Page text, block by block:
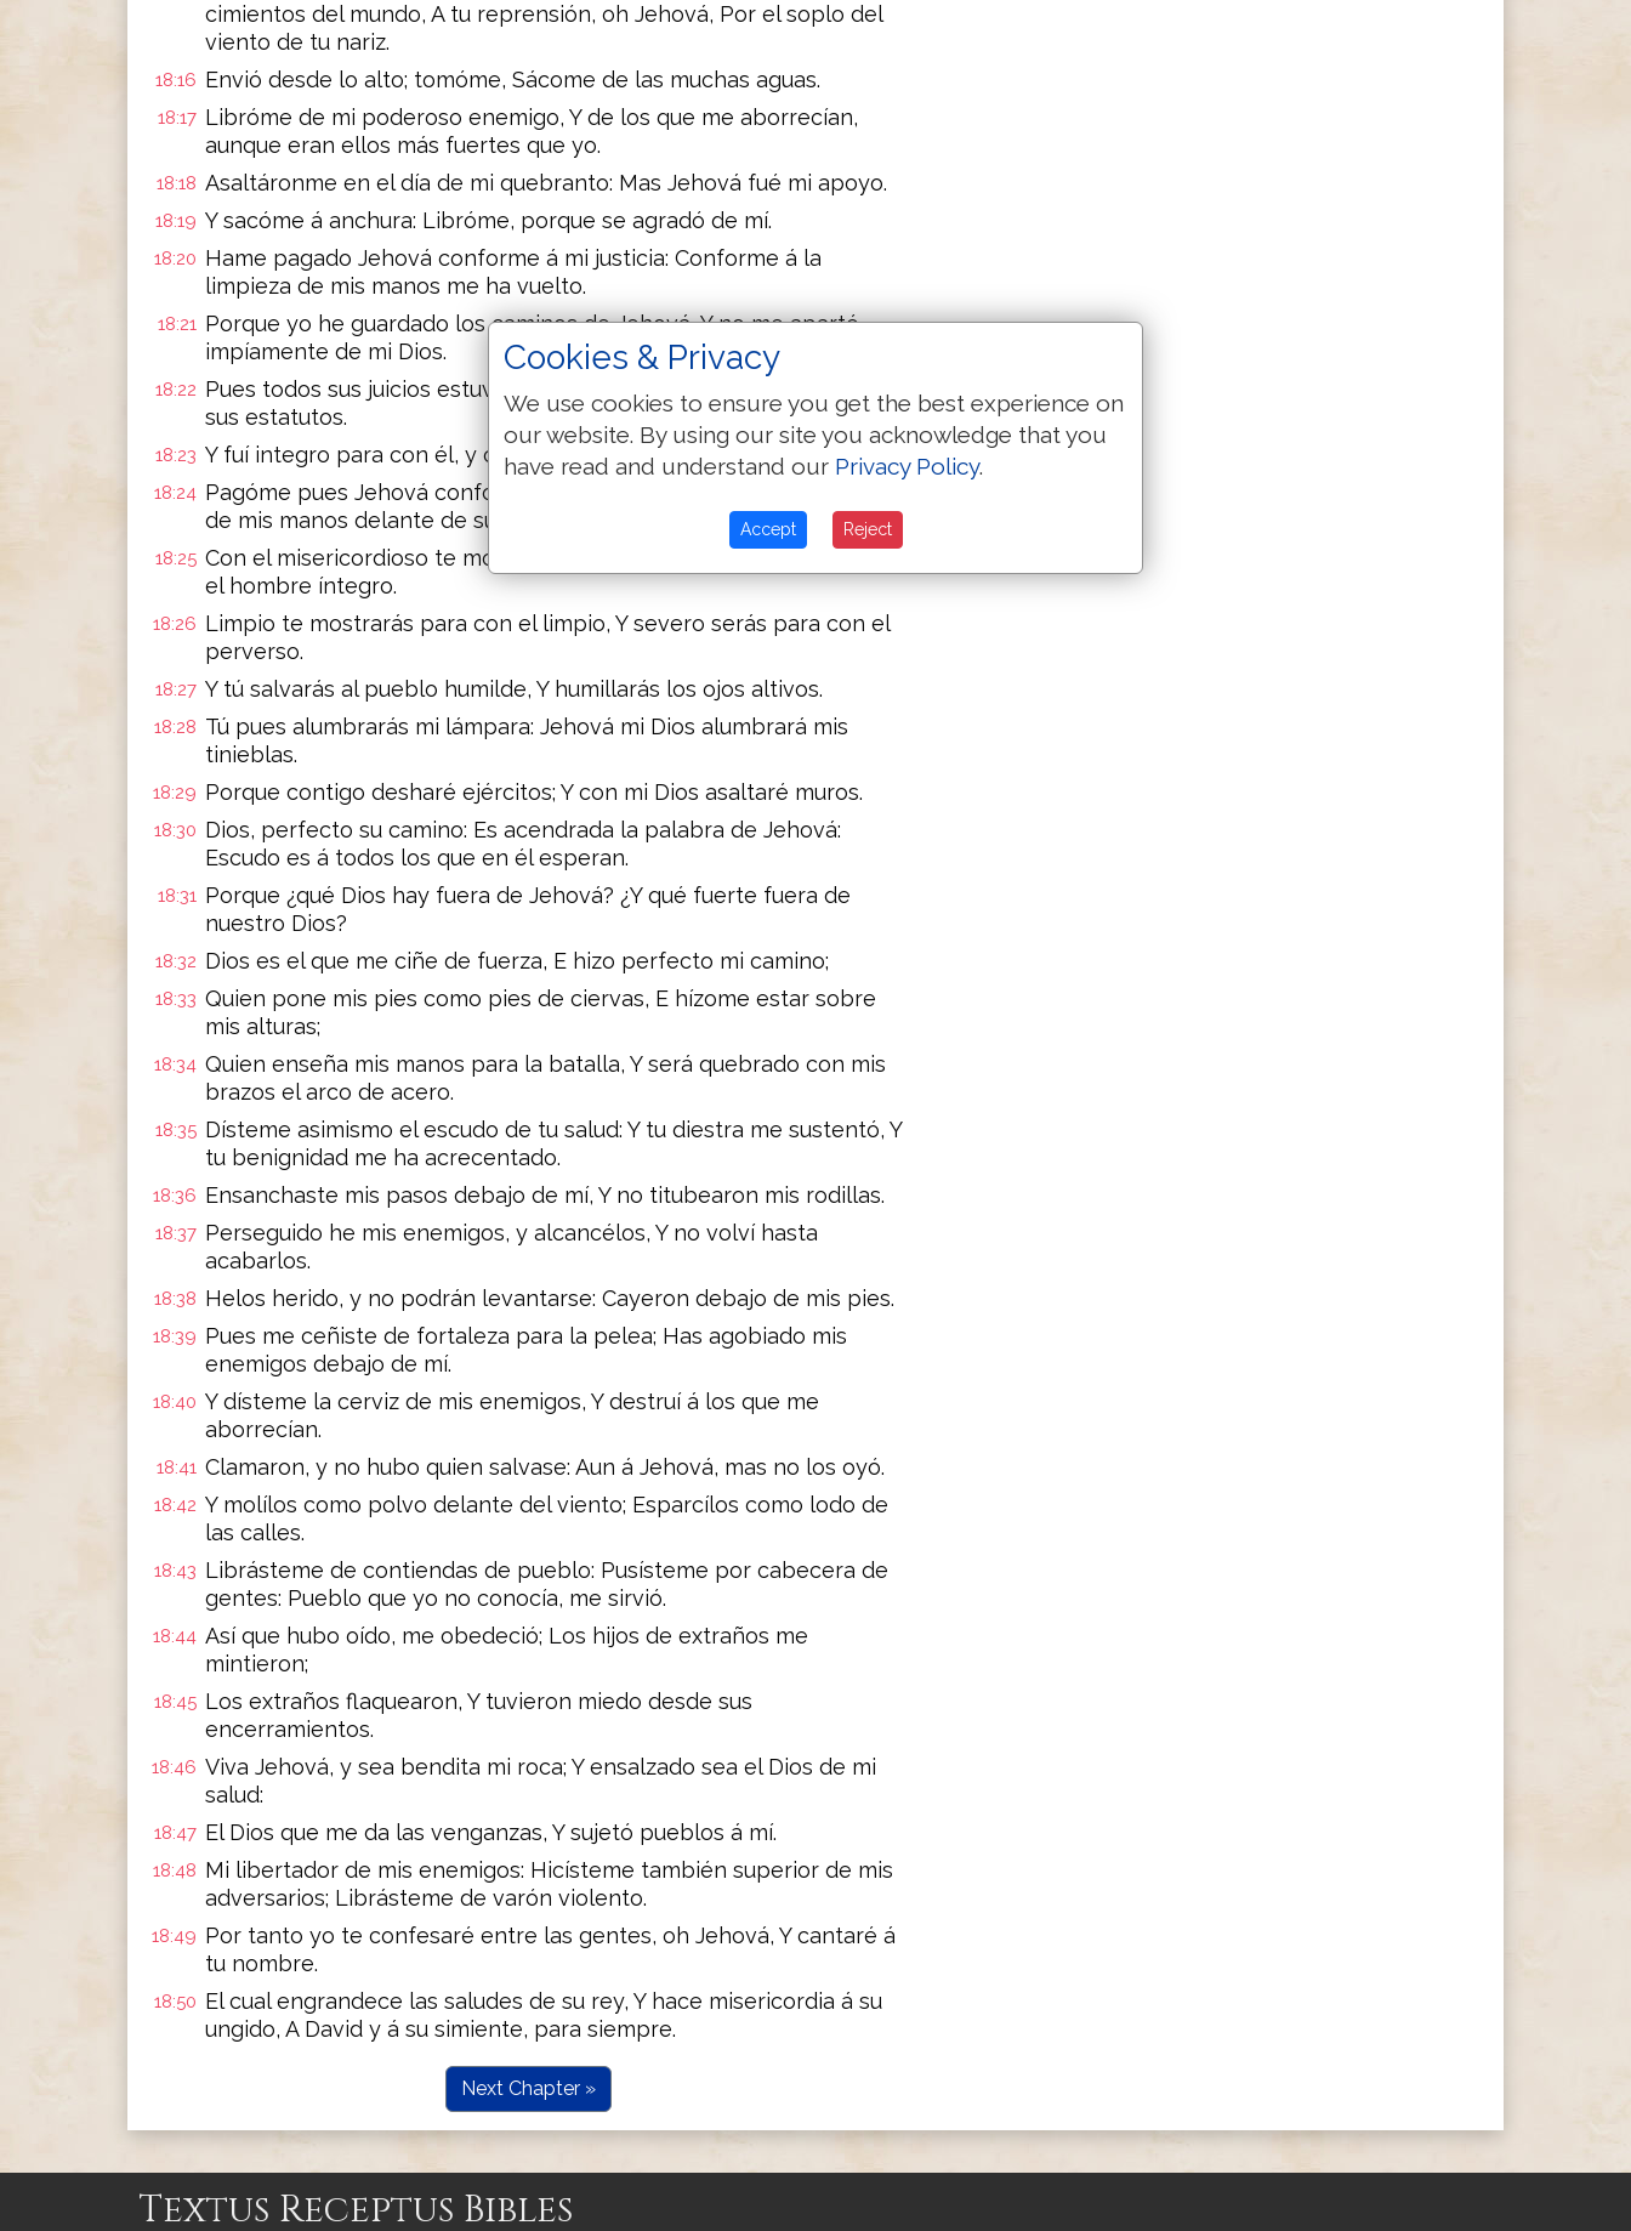
cimientos del mundo, A tu reprensión, oh Jehová, Por el soplo del
viento de tu nariz.
18:16 Envió desde lo alto; tomóme, Sácome de las muchas aguas.
18:17 Libróme de mi poderoso enemigo, Y de los que me aborrecían,
aunque eran ellos más fuertes que yo.
18:18 Asaltáronme en el día de mi quebranto: Mas Jehová fué mi apoyo.
18:19 Y sacóme á anchura: Libróme, porque se agradó de mí.
18:20 Hame pagado Jehová conforme á mi justicia: Conforme á la
limpieza de mis manos me ha vuelto.
18:21 Porque yo he guardado los caminos de Jehová, Y no me aparté
impíamente de mi Dios.
18:22 Pues todos sus juicios estuvieron delante de mí, Y no eché de mí
sus estatutos.
18:23 Y fuí integro para con él, y cauteléme de mi maldad.
18:24 Pagóme pues Jehová conforme á mi justicia; Conforme á la limpieza
de mis manos delante de sus ojos.
18:25 Con el misericordioso te mostrarás misericordioso, Y recto para con
el hombre íntegro.
18:26 Limpio te mostrarás para con el limpio, Y severo serás para con el
perverso.
18:27 Y tú salvarás al pueblo humilde, Y humillarás los ojos altivos.
18:28 Tú pues alumbrarás mi lámpara: Jehová mi Dios alumbrará mis
tinieblas.
18:29 Porque contigo desharé ejércitos; Y con mi Dios asaltaré muros.
18:30 Dios, perfecto su camino: Es acendrada la palabra de Jehová:
Escudo es á todos los que en él esperan.
18:31 Porque ¿qué Dios hay fuera de Jehová? ¿Y qué fuerte fuera de
nuestro Dios?
18:32 Dios es el que me ciñe de fuerza, E hizo perfecto mi camino;
18:33 Quien pone mis pies como pies de ciervas, E hízome estar sobre
mis alturas;
18:34 Quien enseña mis manos para la batalla, Y será quebrado con mis
brazos el arco de acero.
18:35 Dísteme asimismo el escudo de tu salud: Y tu diestra me sustentó, Y
tu benignidad me ha acrecentado.
18:36 Ensanchaste mis pasos debajo de mí, Y no titubearon mis rodillas.
18:37 Perseguido he mis enemigos, y alcancélos, Y no volví hasta
acabarlos.
18:38 Helos herido, y no podrán levantarse: Cayeron debajo de mis pies.
18:39 Pues me ceñiste de fortaleza para la pelea; Has agobiado mis
enemigos debajo de mí.
18:40 Y dísteme la cerviz de mis enemigos, Y destruí á los que me
aborrecían.
18:41 Clamaron, y no hubo quien salvase: Aun á Jehová, mas no los oyó.
18:42 Y molílos como polvo delante del viento; Esparcílos como lodo de
las calles.
18:43 Librásteme de contiendas de pueblo: Pusísteme por cabecera de
gentes: Pueblo que yo no conocía, me sirvió.
18:44 Así que hubo oído, me obedeció; Los hijos de extraños me
mintieron;
18:45 Los extraños flaquearon, Y tuvieron miedo desde sus
encerramientos.
18:46 Viva Jehová, y sea bendita mi roca; Y ensalzado sea el Dios de mi
salud:
18:47 El Dios que me da las venganzas, Y sujetó pueblos á mí.
18:48 Mi libertador de mis enemigos: Hicísteme también superior de mis
adversarios; Librásteme de varón violento.
18:49 Por tanto yo te confesaré entre las gentes, oh Jehová, Y cantaré á
tu nombre.
18:50 El cual engrandece las saludes de su rey, Y hace misericordia á su
ungido, A David y á su simiente, para siempre.
Next Chapter »
Textus Receptus Bibles
Cookies & Privacy
We use cookies to ensure you get the best experience on
our website. By using our site you acknowledge that you
have read and understand our Privacy Policy.
Accept Reject